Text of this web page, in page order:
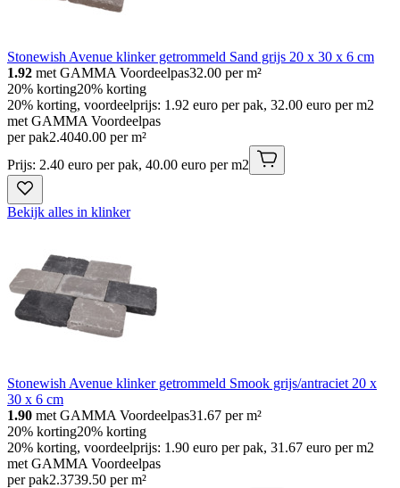
Stonewish Avenue klinker getrommeld Sand grijs 20 x 30 x 6 cm
1.92 met GAMMA Voordeelpas32.00 per m²
20% korting20% korting
20% korting, voordeelprijs: 1.92 euro per pak, 32.00 euro per m2
met GAMMA Voordeelpas
per pak2.4040.00 per m²
Prijs: 2.40 euro per pak, 40.00 euro per m2
Bekijk alles in klinker
Stonewish Avenue klinker getrommeld Smook grijs/antraciet 20 x
30 x 6 cm
1.90 met GAMMA Voordeelpas31.67 per m²
20% korting20% korting
20% korting, voordeelprijs: 1.90 euro per pak, 31.67 euro per m2
met GAMMA Voordeelpas
per pak2.3739.50 per m²